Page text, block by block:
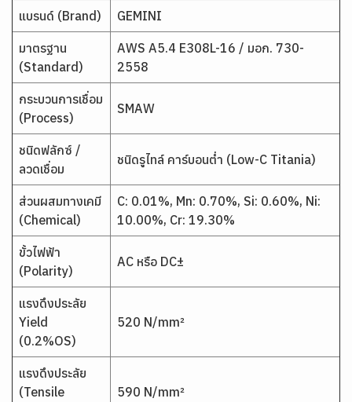
แบรนด์ (Brand) GEMINI
มาตรฐาน
(Standard)
AWS A5.4 E308L-16 / มอก. 730-
2558
กระบวนการเชื่อม
(Process)
SMAW
ชนิดฟลักซ์ /
ลวดเชื่อม
ชนิดรูไทล์ คาร์บอนต่ำ (Low-C Titania)
ส่วนผสมทางเคมี
(Chemical)
C: 0.01%, Mn: 0.70%, Si: 0.60%, Ni:
10.00%, Cr: 19.30%
ขั้วไฟฟ้า
(Polarity)
AC หรือ DC±
แรงดึงประลัย
Yield
(0.2%OS)
520 N/mm²
แรงดึงประลัย
(Tensile
590 N/mm²